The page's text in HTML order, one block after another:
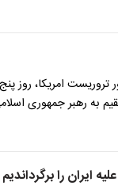
تروریست امریکا، روز
به رهبر جمهوری
ایران را برگرداندیم